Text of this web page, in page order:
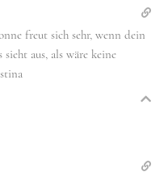
freut sich sehr, wenn dein
aus, als wäre keine